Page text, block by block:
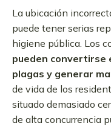
La ubicación
puede tener serias
higiene pública. Los
pueden convertirse
plagas y generar
de vida de los
situado demasiado
de alta concurrencia